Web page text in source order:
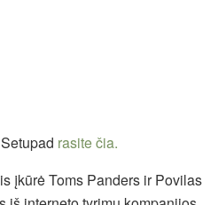
Setupad rasite čia.
įkūrė Toms Panders ir Povilas